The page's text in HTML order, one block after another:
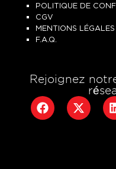
POLITIQUE DE
CGV
MENTIONS LÉGALES
F.A.Q.
Rejoignez